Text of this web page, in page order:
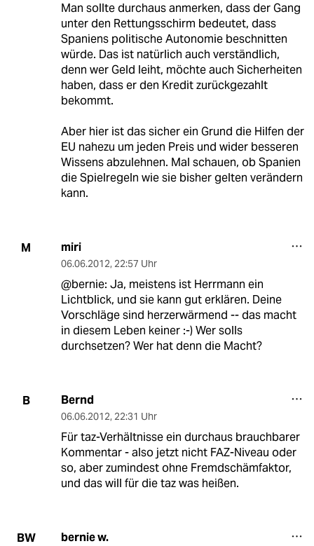
Man sollte durchaus anmerken, dass der Gang
unter den Rettungsschirm bedeutet, dass
Spaniens politische Autonomie beschnitten
würde. Das ist natürlich auch verständlich,
denn wer Geld leiht, möchte auch Sicherheiten
haben, dass er den Kredit zurückgezahlt
bekommt.
Aber hier ist das sicher ein Grund die Hilfen der
EU nahezu um jeden Preis und wider besseren
Wissens abzulehnen. Mal schauen, ob Spanien
die Spielregeln wie sie bisher gelten verändern
kann.
M miri
06.06.2012, 22:57 Uhr
@bernie: Ja, meistens ist Herrmann ein
Lichtblick, und sie kann gut erklären. Deine
Vorschläge sind herzerwärmend -- das macht
in diesem Leben keiner :-) Wer solls
durchsetzen? Wer hat denn die Macht?
B Bernd
06.06.2012, 22:31 Uhr
Für taz-Verhältnisse ein durchaus brauchbarer
Kommentar - also jetzt nicht FAZ-Niveau oder
so, aber zumindest ohne Fremdschämfaktor,
und das will für die taz was heißen.
BW bernie w.